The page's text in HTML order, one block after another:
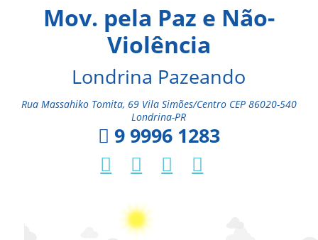
Mov. pela Paz e Não-
Violência
Londrina Pazeando
Rua Massahiko Tomita, 69 Vila Simões/Centro CEP 86020-540
Londrina-PR
9 9996 1283